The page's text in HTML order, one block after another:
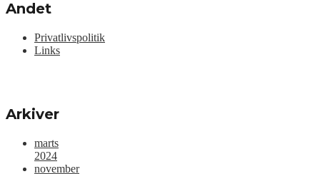
Andet
Privatlivspolitik
Links
Arkiver
marts
2024
november